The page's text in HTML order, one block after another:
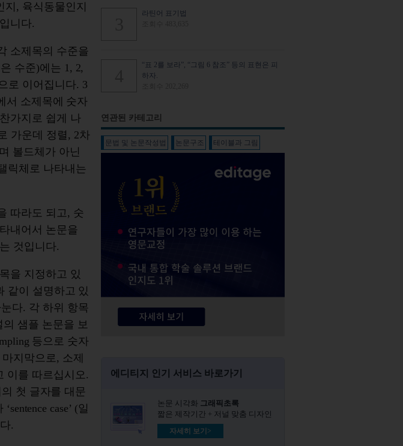
, 육식동물인지
니다.
소제목의 수준을
수준)에는 1, 2,
로 이어집니다. 3
서 소제목에 숫자
가지로 쉽게 나
가운데 정렬, 2차
볼드체가 아닌
릭체로 나타내는
따라도 되고, 숫
내어서 논문을
것입니다.
을 지정하고 있
같이 설명하고 있
다. 각 하위 항목
샘플 논문을 보
등으로 숫자
지막으로, 소제
이를 따르십시오.
첫 글자를 대문
case’ (일
.
라틴어 표기법
“표 2를 보라”, “그림 6 참조” 등의 표현은 피
하자.
연관된 카테고리
문법 및 논문작성법 논문구조 테이블과 그림
에디티지 인기 서비스 바로가기
논문 시각화 그래픽초록​
짧은 제작기간 + 저널 맞춤 디자인
자세히 보기>